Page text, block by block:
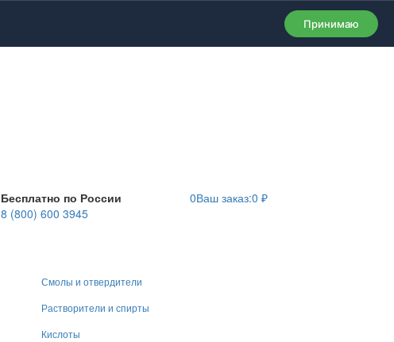
Принимаю
Бесплатно по России
8 (800) 600 3945
0Ваш заказ:0 ₽
Смолы и отвердители
Растворители и спирты
Кислоты